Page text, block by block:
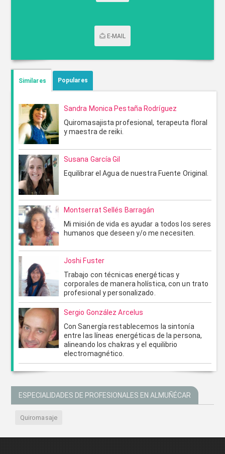
E-MAIL
Similares Populares
Sandra Monica Pestaña Rodríguez
Quiromasajista profesional, terapeuta floral
y maestra de reiki.
Susana García Gil
Equilibrar el Agua de nuestra Fuente Original.
Montserrat Sellés Barragán
Mi misión de vida es ayudar a todos los seres
humanos que deseen y/o me necesiten.
Joshi Fuster
Trabajo con técnicas energéticas y
corporales de manera holística, con un trato
profesional y personalizado.
Sergio González Arcelus
Con Sanergía restablecemos la sintonía
entre las líneas energéticas de la persona,
alineando los chakras y el equilibrio
electromagnético.
ESPECIALIDADES DE PROFESIONALES EN ALMUÑÉCAR
Quiromasaje